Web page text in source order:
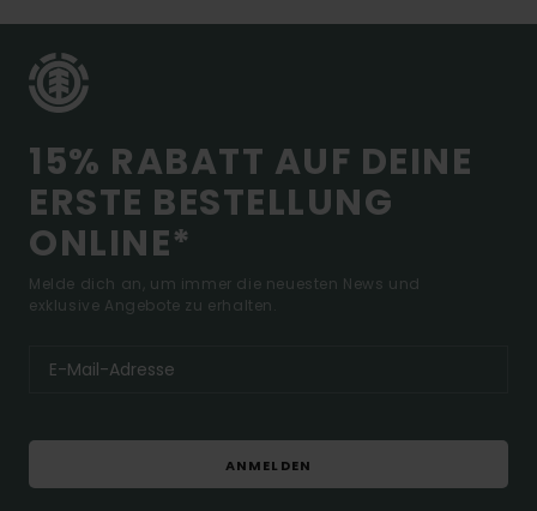
15% RABATT AUF DEINE
ERSTE BESTELLUNG
ONLINE*
Melde dich an, um immer die neuesten News und
exklusive Angebote zu erhalten.
ANMELDEN